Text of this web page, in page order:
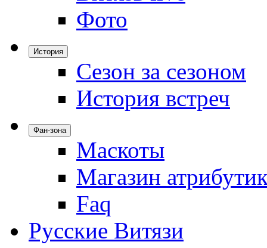
Фото
История
Сезон за сезоном
История встреч
Фан-зона
Маскоты
Магазин
Faq
Русские Витязи